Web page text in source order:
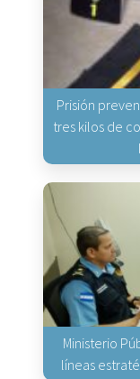
Prisión
tres kilos de
Ministerio
líneas